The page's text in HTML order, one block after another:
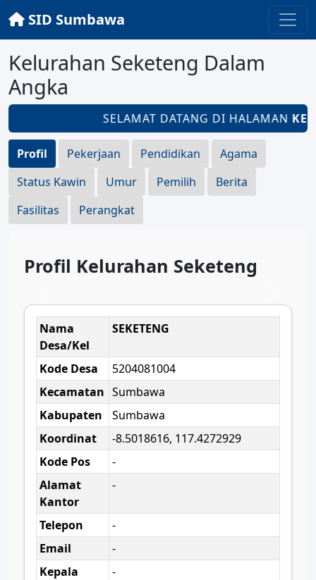
SID Sumbawa
Kelurahan Seketeng Dalam
Angka
SELAMAT DATANG DI HALAMAN
Profil Pekerjaan Pendidikan
Agama
Status Kawin
Umur Pemilih
Berita
Fasilitas
Perangkat
Profil Kelurahan Seketeng
Nama
Desa/Kel
SEKETENG
Kode Desa
5204081004
Kecamatan Sumbawa
Kabupaten
Sumbawa
Koordinat
-8.5018616, 117.4272929
Kode Pos
-
Alamat
Kantor
-
Telepon
-
Email
-
Kepala
-